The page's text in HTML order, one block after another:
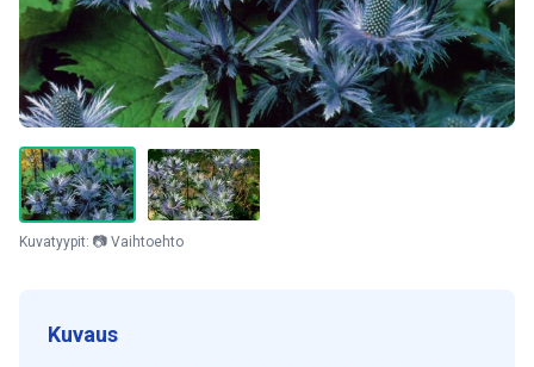
Kuvatyypit: 📷 Vaihtoehto
Kuvaus